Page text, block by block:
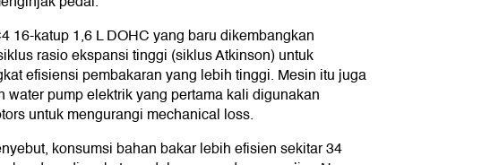
16-katup 1,6 L DOHC yang baru dikembangkan
rasio ekspansi tinggi (siklus Atkinson) untuk
efisiensi pembakaran yang lebih tinggi. Mesin itu juga
water pump elektrik yang pertama kali digunakan
untuk mengurangi mechanical loss.
konsumsi bahan bakar lebih efisien sekitar 34